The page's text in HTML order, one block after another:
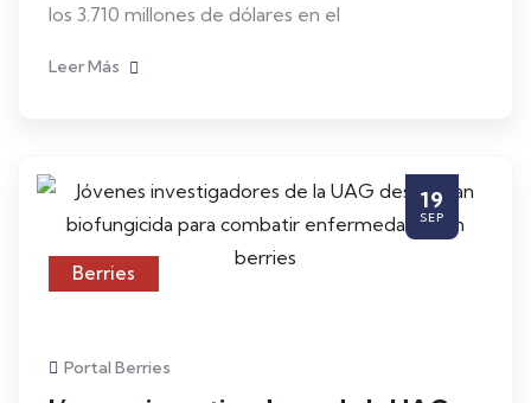
los 3.710 millones de dólares en el
Leer Más
19
SEP
Berries
Portal Berries